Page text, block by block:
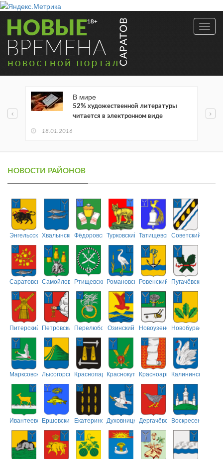
В мире
52% художественной литературы
читается в электронном виде
18.01.2016
НОВОСТИ РАЙОНОВ
ЭнгельсскийХвалынскийФёдоровскийТурковский ТатищевскийСоветский
СаратовскийСамойловскийРтищевскийРомановскийРовенский Пугачёвский
Питерский ПетровскийПерелюбскийОзинский НовоузенскийНовобурасский
МарксовскийЛысогорскийКраснопартизанский
КраснокутскийКрасноармейский
Калининский
ИвантеевскийЕршовский ЕкатериновскийДуховницкийДергачёвскийВоскресенский